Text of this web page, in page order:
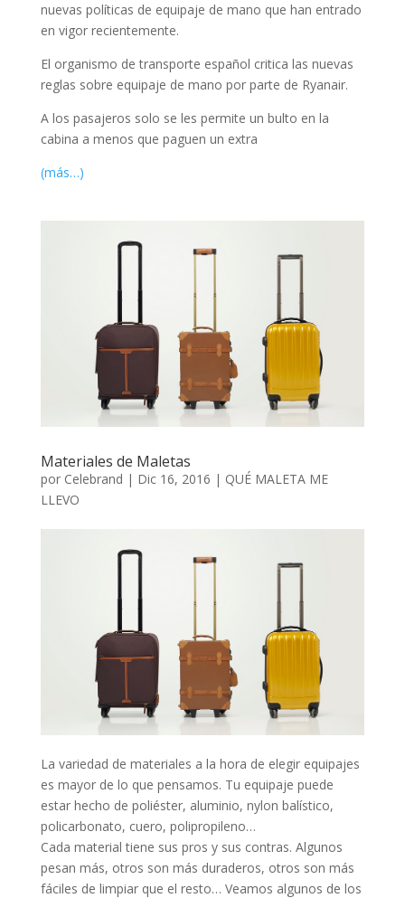
nuevas políticas de equipaje de mano que han entrado
en vigor recientemente.
El organismo de transporte español critica las nuevas
reglas sobre equipaje de mano por parte de Ryanair.
A los pasajeros solo se les permite un bulto en la
cabina a menos que paguen un extra
(más…)
Materiales de Maletas
por Celebrand | Dic 16, 2016 | QUÉ MALETA ME
LLEVO
La variedad de materiales a la hora de elegir equipajes
es mayor de lo que pensamos. Tu equipaje puede
estar hecho de poliéster, aluminio, nylon balístico,
policarbonato, cuero, polipropileno…
Cada material tiene sus pros y sus contras. Algunos
pesan más, otros son más duraderos, otros son más
fáciles de limpiar que el resto… Veamos algunos de los